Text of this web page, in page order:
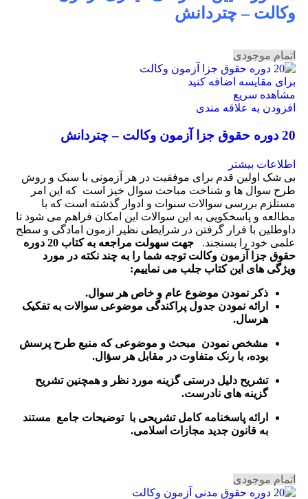
وکالت – چتردانش
اتمام موجودی
برای مقایسه اضافه کنید
مشاهده سریع
افزودن به علاقه مندی
20 دوره حقوق جزا آزمون وکالت – چتردانش
اطلاعات بیشتر
بی شک اولین قدم برای موفقیت در هر آزمونی با سبک و روش
طرح سوال ها و شناخت مباحث سوال خیز است که این امر
مستلزم بررسی سوالات سنوات و ادوار گذشته است که با
مطالعه و پاسخکویی به این سوالات این امکان فراهم می شود تا
داوطلین با قرار گرفتن در شرایطی نظیر ازمون امادگی و سطح
علمی خود را بسنجند.
جهت سهولت مراجعه به کتاب 20 دوره
حقوق جزا آزمون وکالت توجه شما را به چند نکته در مورد
ویژگی های این کتاب جلب می نماییم:
ذکر نمودن موضوع عام و خاص هر سوال.
ارائه نمودن جدول پراکندگی موضوعی سوالات به تفکیک
هرسال.
مشخص نمودن مبحث و موضوعی که منبع طرح پرسش
بوده، با رنک متفاوت در مقابل هر سؤال.
تشریح دلیل درستی گزینه مورد نظر و همچنین تشریح
گزینه های نادرست.
ارائه پاسخنامه کامل تشریحی با توضیحات جامع مستند
به قانون جدید مجازات اسلامی.
اتمام موجودی